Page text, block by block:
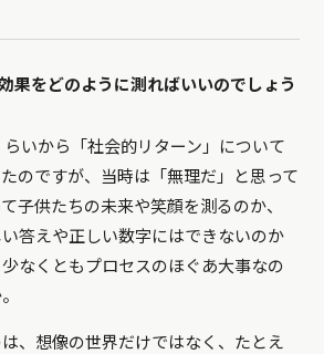
果をどのように測ればいいのでしょう
いから「社会的リターン」について
のですが、当時は「無理だ」と思って
子供たちの未来や笑顔を測るのか、
答えや正しい数字にはできないのか
なくともプロセスのほぐあ大事なの
、想像の世界だけではなく、たとえ